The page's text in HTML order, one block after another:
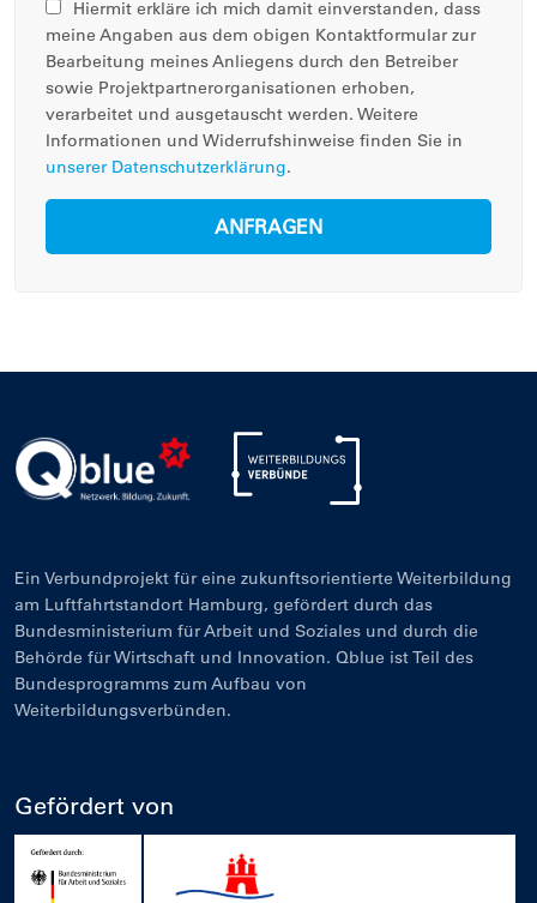
Hiermit erkläre ich mich damit einverstanden, dass
meine Angaben aus dem obigen Kontaktformular zur
Bearbeitung meines Anliegens durch den Betreiber
sowie Projektpartnerorganisationen erhoben,
verarbeitet und ausgetauscht werden. Weitere
Informationen und Widerrufshinweise finden Sie in
unserer Datenschutzerklärung.
ANFRAGEN
Ein Verbundprojekt für eine zukunftsorientierte Weiterbildung
am Luftfahrtstandort Hamburg, gefördert durch das
Bundesministerium für Arbeit und Soziales und durch die
Behörde für Wirtschaft und Innovation. Qblue ist Teil des
Bundesprogramms zum Aufbau von
Weiterbildungsverbünden.
Gefördert von